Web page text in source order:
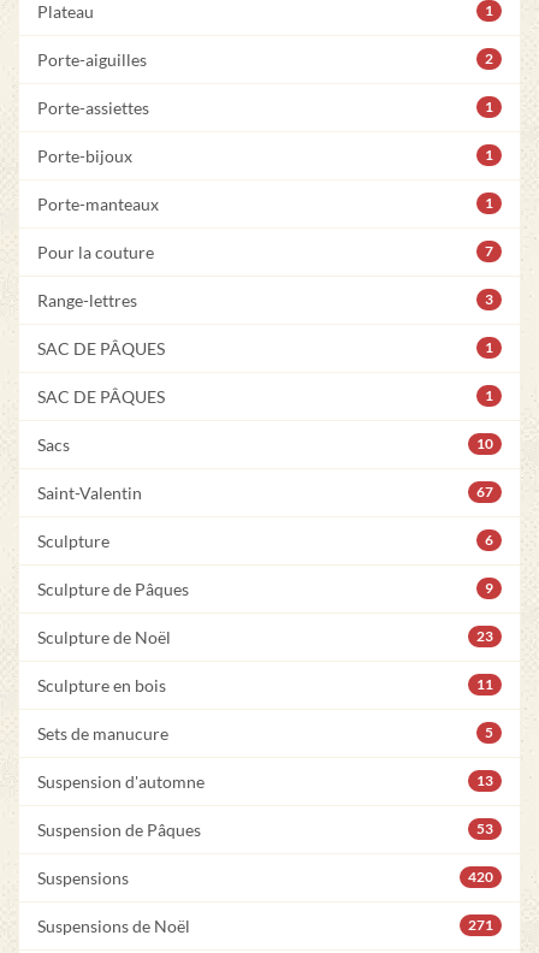
Plateau 1
Porte-aiguilles 2
Porte-assiettes 1
Porte-bijoux 1
Porte-manteaux 1
Pour la couture 7
Range-lettres 3
SAC DE PÂQUES 1
SAC DE PÂQUES 1
Sacs 10
Saint-Valentin 67
Sculpture 6
Sculpture de Pâques 9
Sculpture de Noël 23
Sculpture en bois 11
Sets de manucure 5
Suspension d'automne 13
Suspension de Pâques 53
Suspensions 420
Suspensions de Noël 271